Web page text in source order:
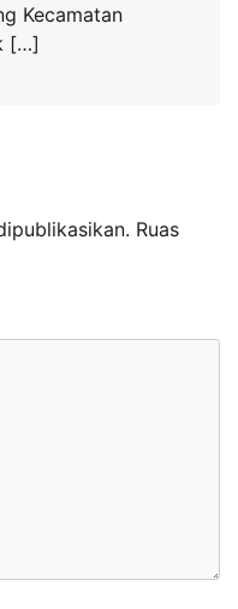
Kecamatan
[…]
Ruas